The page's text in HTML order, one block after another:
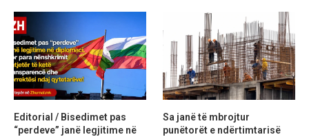
Editorial / Bisedimet pas
“perdeve” janë legjitime në
Sa janë të mbrojtur
punëtorët e ndërtimtarisë